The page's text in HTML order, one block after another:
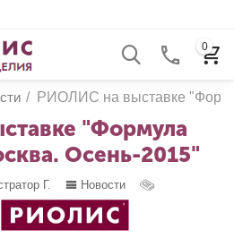
0
/ РИОЛИС на выставке
"Формула
Осень-2015"
Г. Новости